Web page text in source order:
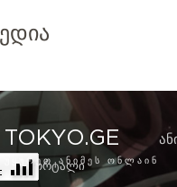
TOKYO.GE
ᲣᲧᲣᲠᲔᲗ ᲐᲜᲘᲛᲔᲡ ᲝᲜᲚᲐᲘᲜ
პორტალი